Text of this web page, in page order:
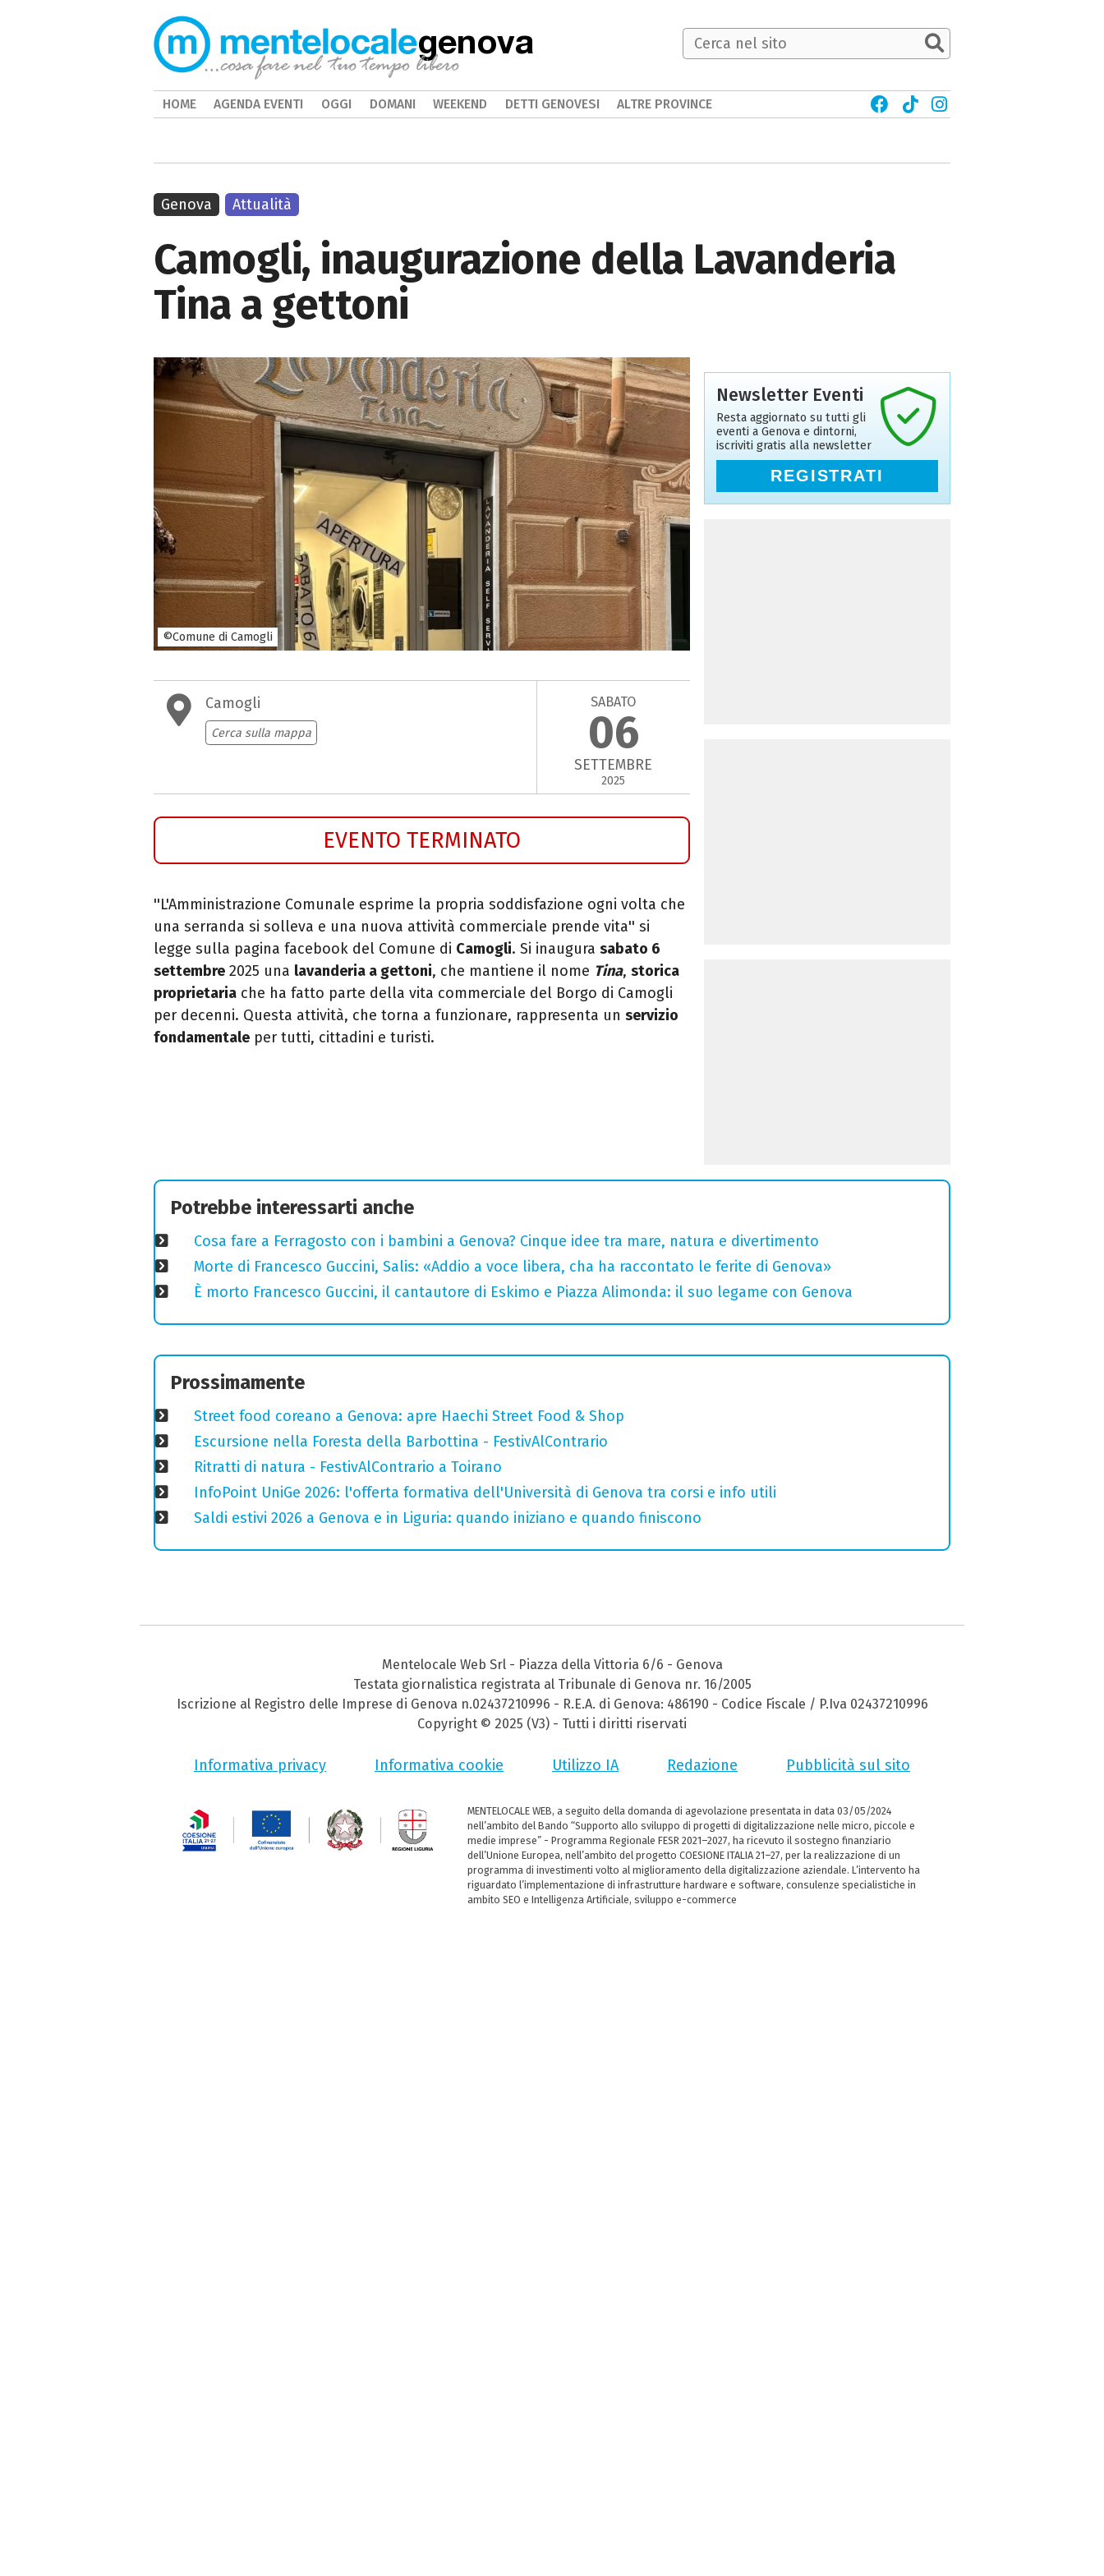
Camogli, inaugurazione della Lavanderia
Tina a gettoni
©Comune di Camogli
Camogli
Cerca sulla mappa
SABATO
06
SETTEMBRE
2025
EVENTO TERMINATO
''L'Amministrazione Comunale esprime la propria soddisfazione ogni volta che
una serranda si solleva e una nuova attività commerciale prende vita'' si
legge sulla pagina facebook del Comune di Camogli. Si inaugura sabato 6
settembre 2025 una lavanderia a gettoni, che mantiene il nome Tina, storica
proprietaria che ha fatto parte della vita commerciale del Borgo di Camogli
per decenni. Questa attività, che torna a funzionare, rappresenta un servizio
fondamentale per tutti, cittadini e turisti.
Genova Attualità
Newsletter Eventi
Resta aggiornato su tutti gli
eventi a Genova e dintorni,
iscriviti gratis alla newsletter
REGISTRATI
Potrebbe interessarti anche
Cosa fare a Ferragosto con i bambini a Genova? Cinque idee tra mare, natura e divertimento
Morte di Francesco Guccini, Salis: «Addio a voce libera, cha ha raccontato le ferite di Genova»
È morto Francesco Guccini, il cantautore di Eskimo e Piazza Alimonda: il suo legame con Genova
Prossimamente
Street food coreano a Genova: apre Haechi Street Food & Shop
Escursione nella Foresta della Barbottina - FestivAlContrario
Ritratti di natura - FestivAlContrario a Toirano
InfoPoint UniGe 2026: l'offerta formativa dell'Università di Genova tra corsi e info utili
Saldi estivi 2026 a Genova e in Liguria: quando iniziano e quando finiscono
genova
HOME AGENDA EVENTI OGGI DOMANI WEEKEND DETTI GENOVESI ALTRE PROVINCE
Mentelocale Web Srl - Piazza della Vittoria 6/6 - Genova
Testata giornalistica registrata al Tribunale di Genova nr. 16/2005
Iscrizione al Registro delle Imprese di Genova n.02437210996 - R.E.A. di Genova: 486190 - Codice Fiscale / P.Iva 02437210996
Copyright © 2025 (V3) - Tutti i diritti riservati
Informativa privacy Informativa cookie Utilizzo IA Redazione Pubblicità sul sito
MENTELOCALE WEB, a seguito della domanda di agevolazione presentata in data 03/05/2024
nell’ambito del Bando “Supporto allo sviluppo di progetti di digitalizzazione nelle micro, piccole e
medie imprese” - Programma Regionale FESR 2021–2027, ha ricevuto il sostegno finanziario
dell’Unione Europea, nell’ambito del progetto COESIONE ITALIA 21–27, per la realizzazione di un
programma di investimenti volto al miglioramento della digitalizzazione aziendale. L’intervento ha
riguardato l’implementazione di infrastrutture hardware e software, consulenze specialistiche in
ambito SEO e Intelligenza Artificiale, sviluppo e-commerce